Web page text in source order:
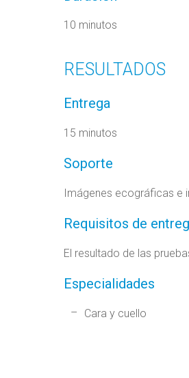
10 minutos
RESULTADOS
Entrega
15 minutos
Soporte
Imágenes ecográficas e
Requisitos de
El resultado de las
Especialidades
Cara y cuello